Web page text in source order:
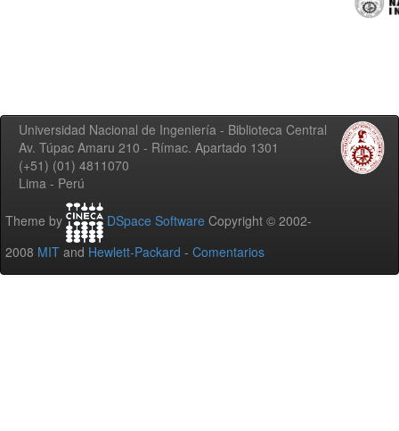
Universidad Nacional de Ingeniería - Biblioteca Central
Av. Túpac Amaru 210 - Rímac. Apartado 1301
(+51) (01) 4811070
Lima - Perú
Theme by DSpace Software Copyright © 2002-
2008 MIT and Hewlett-Packard - Comentarios